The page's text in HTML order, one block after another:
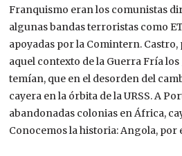
Franquismo eran los comunistas
algunas bandas terroristas como
apoyadas por la Comintern. Castro,
aquel contexto de la Guerra Fría
temían, que en el desorden del
cayera en la órbita de la URSS. A
abandonadas colonias en África,
Conocemos la historia: Angola, por